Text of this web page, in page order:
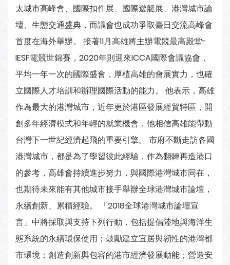
太城市高峰會、國際扣件展、國際遊艇展、港灣城市論
壇、生態交通盛典，而議會也成功爭取臺日交流高峰會
首度在海外舉辦。 接著11月高雄將主辦電競最高殿堂-
IESF電競世錦賽，2020年則迎來ICCA國際會議協會，
平均一年一次的國際盛會，厚植高雄的會展實力，也確
立國際人才培訓和辦理國際活動的能力。 他表示，高雄
作為最大的港灣城市，近年更於港區發展經貿特區，開
創多年經濟模式和年輕的就業機會，他相信高雄能帶動
台灣下一世紀經濟起飛的重要引擎。 市府不斷走訪各國
港灣城市，都是為了學習彼此經驗，作為翻轉再造港口
的參考，高雄會持續進步努力，與國際港灣城市同在，
也期待未來能有其他城市接手舉辦全球港灣城市論壇，
永續創新、累積經驗。 「2018全球港灣城市論壇宣
言」中將採取與支持下列行動，包括提倡陸地與海洋生
態系統的永續環保使用；鼓勵建立宜居與韌性的港灣都
市環境；創造創新與包容的港市經濟發展動能；營造安